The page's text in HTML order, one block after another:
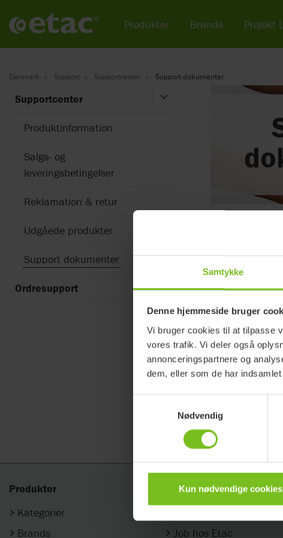
Samtykke
Denne hjemmeside bruger
Vi bruger cookies til at tilpasse
vores trafik. Vi deler også
annonceringspartnere og
dem, eller som de har
Nødvendig
Kun nødvendige cookies
Danmark Support Supportcenter Support dokumenter
Supportcenter
Produktinformation
Salgs- og
leveringsbetingelser
Reklamation & retur
Udgåede produkter
Support dokumenter
Ordresupport
Turtle
Måleskema
Kørestole
Førkøbs info
Produkter
Kategorier
Brands
Om os
Job hos Etac
Produkter Brands Projekt